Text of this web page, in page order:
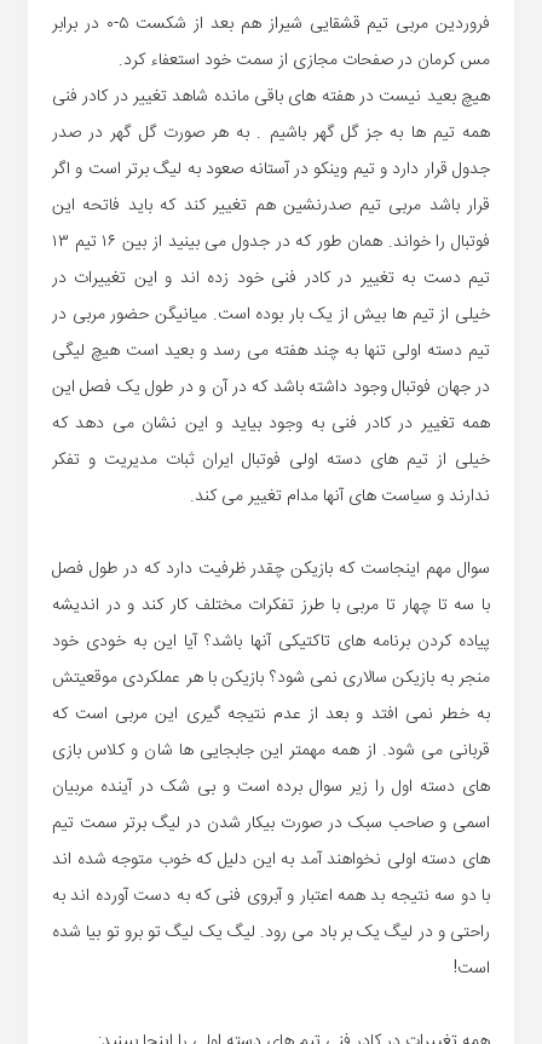
فروردین مربی تیم قشقایی شیراز هم بعد از شکست ۵-۰ در برابر
مس کرمان در صفحات مجازی از سمت خود استعفاء کرد.
هیچ بعید نیست در هفته های باقی مانده شاهد تغییر در کادر فنی
همه تیم ها به جز گل گهر باشیم . به هر صورت گل گهر در صدر
جدول قرار دارد و تیم وینکو در آستانه صعود به لیگ برتر است و اگر
قرار باشد مربی تیم صدرنشین هم تغییر کند که باید فاتحه این
فوتبال را خواند. همان طور که در جدول می بینید از بین ۱۶ تیم ۱۳
تیم دست به تغییر در کادر فنی خود زده اند و این تغییرات در
خیلی از تیم ها بیش از یک بار بوده است. میانیگن حضور مربی در
تیم دسته اولی تنها به چند هفته می رسد و بعید است هیچ لیگی
در جهان فوتبال وجود داشته باشد که در آن و در طول یک فصل این
همه تغییر در کادر فنی به وجود بیاید و این نشان می دهد که
خیلی از تیم های دسته اولی فوتبال ایران ثبات مدیریت و تفکر
ندارند و سیاست های آنها مدام تغییر می کند.
سوال مهم اینجاست که بازیکن چقدر ظرفیت دارد که در طول فصل
با سه تا چهار تا مربی با طرز تفکرات مختلف کار کند و در اندیشه
پیاده کردن برنامه های تاکتیکی آنها باشد؟ آیا این به خودی خود
منجر به بازیکن سالاری نمی شود؟ بازیکن با هر عملکردی موقعیتش
به خطر نمی افتد و بعد از عدم نتیجه گیری این مربی است که
قربانی می شود. از همه مهمتر این جابجایی ها شان و کلاس بازی
های دسته اول را زیر سوال برده است و بی شک در آینده مربیان
اسمی و صاحب سبک در صورت بیکار شدن در لیگ برتر سمت تیم
های دسته اولی نخواهند آمد به این دلیل که خوب متوجه شده اند
با دو سه نتیجه بد همه اعتبار و آبروی فنی که به دست آورده اند به
راحتی و در لیگ یک بر باد می رود. لیگ یک لیگ تو برو تو بیا شده
است!